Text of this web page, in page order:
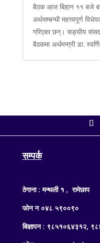
बैठक आज बिहान ११ बजे
अर्थसम्बन्धी महत्त्वपूर्ण
गरिएका छन्। सङ्घीय
बैठकमा अर्थमन्त्री डा.
सम्पर्क
ठेगाना : मन्थली १ , रामेछाप
फोन न ०४८ ५९००९०
बिज्ञापन : ९८५१०६४३१२,